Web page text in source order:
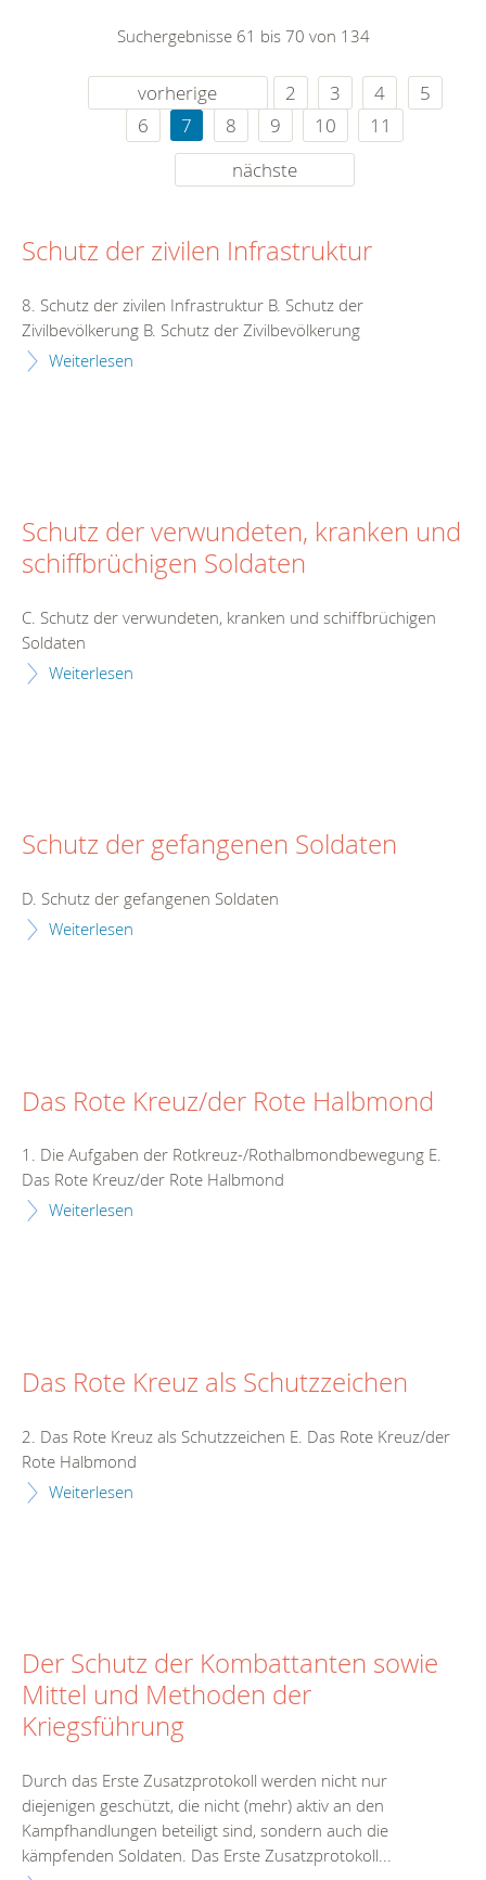
Suchergebnisse 61 bis 70 von 134
vorherige 2 3 4
5
6
7 8 9 10
11
nächste
Schutz der zivilen Infrastruktur
8. Schutz der zivilen Infrastruktur B. Schutz der
Zivilbevölkerung B. Schutz der Zivilbevölkerung
Weiterlesen
Schutz der verwundeten, kranken und
schiffbrüchigen Soldaten
C. Schutz der verwundeten, kranken und schiffbrüchigen
Soldaten
Weiterlesen
Schutz der gefangenen Soldaten
D. Schutz der gefangenen Soldaten
Weiterlesen
Das Rote Kreuz/der Rote Halbmond
1. Die Aufgaben der Rotkreuz-/Rothalbmondbewegung E.
Das Rote Kreuz/der Rote Halbmond
Weiterlesen
Das Rote Kreuz als Schutzzeichen
2. Das Rote Kreuz als Schutzzeichen E. Das Rote Kreuz/der
Rote Halbmond
Weiterlesen
Der Schutz der Kombattanten sowie
Mittel und Methoden der
Kriegsführung
Durch das Erste Zusatzprotokoll werden nicht nur
diejenigen geschützt, die nicht (mehr) aktiv an den
Kampfhandlungen beteiligt sind, sondern auch die
kämpfenden Soldaten. Das Erste Zusatzprotokoll...